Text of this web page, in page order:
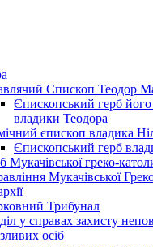
Єпископ Теодор
Єпископський герб
владики Теодора
єпископ владика
Єпископський герб
Мукачівської греко-
Мукачівської
Трибунал
у справах захисту
осіб